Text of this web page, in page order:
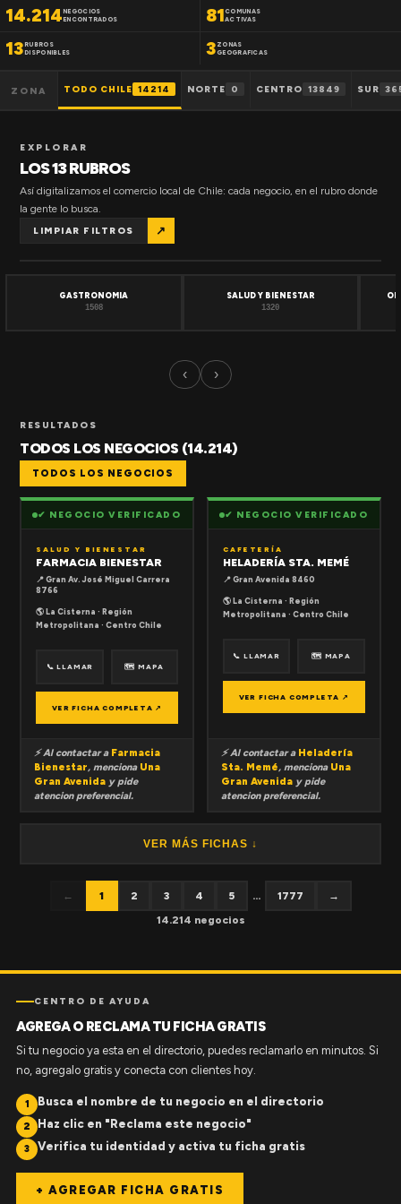
14.214NEGOCIOS
ENCONTRADOS
81 COMUNAS
ACTIVAS
13RUBROS
DISPONIBLES
3 ZONAS
GEOGRAFICAS
ZONA TODO CHILE 14214 NORTE 0 CENTRO 13849 SUR
EXPLORAR
LOS 13 RUBROS
Así digitalizamos el comercio local de Chile: cada negocio, en el rubro donde
la gente lo busca.
LIMPIAR FILTROS ↗
GASTRONOMIA
1508
SALUD Y BIENESTAR
1320
‹ ›
RESULTADOS
TODOS LOS NEGOCIOS (14.214)
TODOS LOS NEGOCIOS
✔ NEGOCIO VERIFICADO
SALUD Y BIENESTAR
FARMACIA BIENESTAR
📍 Gran Av. José Miguel Carrera
8766
🌎 La Cisterna · Región
Metropolitana · Centro Chile
📞 LLAMAR 🗺 MAPA
VER FICHA COMPLETA ↗
⚡ Al contactar a Farmacia
Bienestar, menciona Una
Gran Avenida y pide
atencion preferencial.
✔ NEGOCIO VERIFICADO
CAFETERÍA
HELADERÍA STA. MEMÉ
📍 Gran Avenida 8460
🌎 La Cisterna · Región
Metropolitana · Centro Chile
📞 LLAMAR 🗺 MAPA
VER FICHA COMPLETA ↗
⚡ Al contactar a Heladería
Sta. Memé, menciona Una
Gran Avenida y pide
atencion preferencial.
VER MÁS FICHAS ↓
← 1 2 3 4 5 ... 1777
→
14.214 negocios
CENTRO DE AYUDA
AGREGA O RECLAMA TU FICHA GRATIS
Si tu negocio ya esta en el directorio, puedes reclamarlo en minutos. Si
no, agregalo gratis y conecta con clientes hoy.
1 Busca el nombre de tu negocio en el directorio
2 Haz clic en "Reclama este negocio"
3 Verifica tu identidad y activa tu ficha gratis
+ AGREGAR FICHA GRATIS